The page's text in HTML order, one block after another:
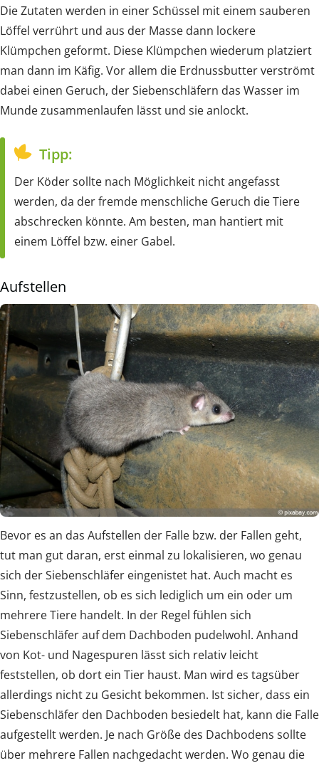
Die Zutaten werden in einer Schüssel mit einem sauberen
Löffel verrührt und aus der Masse dann lockere
Klümpchen geformt. Diese Klümpchen wiederum platziert
man dann im Käfig. Vor allem die Erdnussbutter verströmt
dabei einen Geruch, der Siebenschläfern das Wasser im
Munde zusammenlaufen lässt und sie anlockt.
Tipp:
Der Köder sollte nach Möglichkeit nicht angefasst
werden, da der fremde menschliche Geruch die Tiere
abschrecken könnte. Am besten, man hantiert mit
einem Löffel bzw. einer Gabel.
Aufstellen
Bevor es an das Aufstellen der Falle bzw. der Fallen geht,
tut man gut daran, erst einmal zu lokalisieren, wo genau
sich der Siebenschläfer eingenistet hat. Auch macht es
Sinn, festzustellen, ob es sich lediglich um ein oder um
mehrere Tiere handelt. In der Regel fühlen sich
Siebenschläfer auf dem Dachboden pudelwohl. Anhand
von Kot- und Nagespuren lässt sich relativ leicht
feststellen, ob dort ein Tier haust. Man wird es tagsüber
allerdings nicht zu Gesicht bekommen. Ist sicher, dass ein
Siebenschläfer den Dachboden besiedelt hat, kann die Falle
aufgestellt werden. Je nach Größe des Dachbodens sollte
über mehrere Fallen nachgedacht werden. Wo genau die